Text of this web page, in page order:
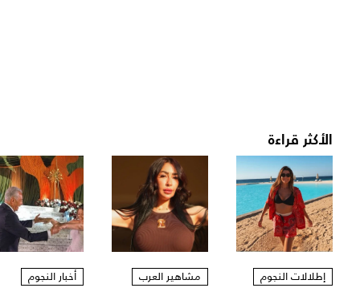
الأكثر قراءة
إطلالات النجوم مشاهير العرب أخبار النجوم